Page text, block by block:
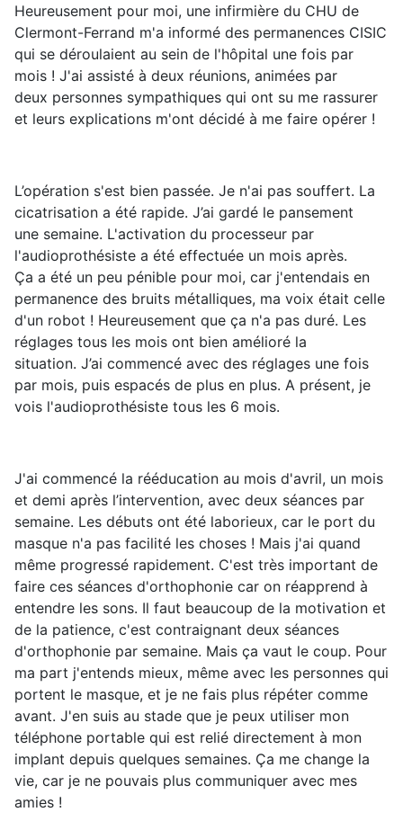
Heureusement pour moi, une infirmière du CHU de
Clermont-Ferrand m'a informé des permanences CISIC
qui se déroulaient au sein de l'hôpital une fois par
mois ! J'ai assisté à deux réunions, animées par
deux personnes sympathiques qui ont su me rassurer
et leurs explications m'ont décidé à me faire opérer !
L’opération s'est bien passée. Je n'ai pas souffert. La
cicatrisation a été rapide. J’ai gardé le pansement
une semaine. L'activation du processeur par
l'audioprothésiste a été effectuée un mois après.
Ça a été un peu pénible pour moi, car j'entendais en
permanence des bruits métalliques, ma voix était celle
d'un robot ! Heureusement que ça n'a pas duré. Les
réglages tous les mois ont bien amélioré la
situation. J’ai commencé avec des réglages une fois
par mois, puis espacés de plus en plus. A présent, je
vois l'audioprothésiste tous les 6 mois.
J'ai commencé la rééducation au mois d'avril, un mois
et demi après l’intervention, avec deux séances par
semaine. Les débuts ont été laborieux, car le port du
masque n'a pas facilité les choses ! Mais j'ai quand
même progressé rapidement. C'est très important de
faire ces séances d'orthophonie car on réapprend à
entendre les sons. Il faut beaucoup de la motivation et
de la patience, c'est contraignant deux séances
d'orthophonie par semaine. Mais ça vaut le coup. Pour
ma part j'entends mieux, même avec les personnes qui
portent le masque, et je ne fais plus répéter comme
avant. J'en suis au stade que je peux utiliser mon
téléphone portable qui est relié directement à mon
implant depuis quelques semaines. Ça me change la
vie, car je ne pouvais plus communiquer avec mes
amies !